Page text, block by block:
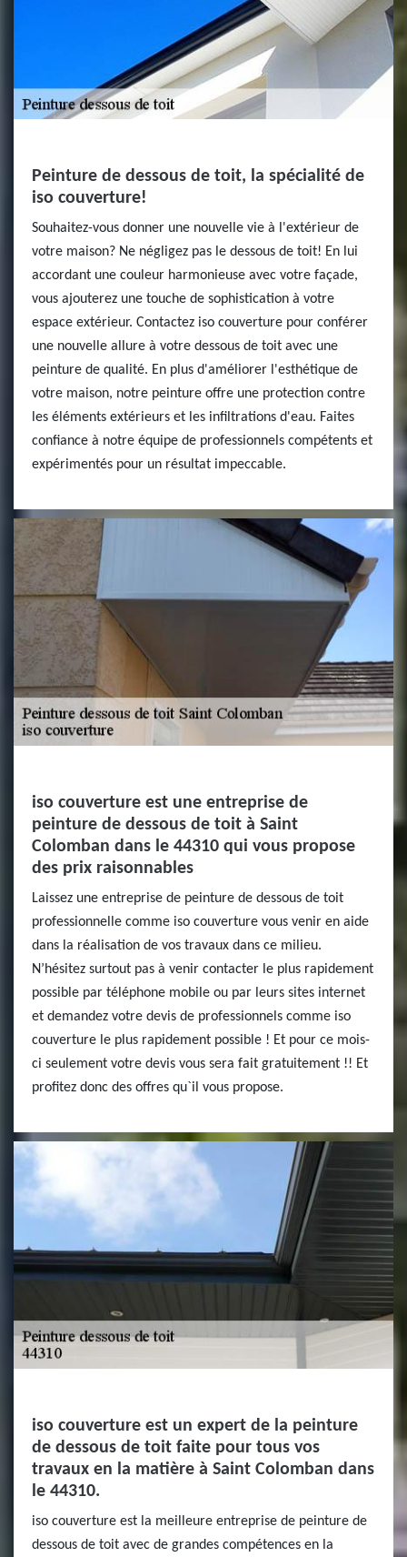
Peinture de dessous de toit, la spécialité de
iso couverture!
Souhaitez-vous donner une nouvelle vie à l'extérieur de
votre maison? Ne négligez pas le dessous de toit! En lui
accordant une couleur harmonieuse avec votre façade,
vous ajouterez une touche de sophistication à votre
espace extérieur. Contactez iso couverture pour conférer
une nouvelle allure à votre dessous de toit avec une
peinture de qualité. En plus d'améliorer l'esthétique de
votre maison, notre peinture offre une protection contre
les éléments extérieurs et les infiltrations d'eau. Faites
confiance à notre équipe de professionnels compétents et
expérimentés pour un résultat impeccable.
iso couverture est une entreprise de
peinture de dessous de toit à Saint
Colomban dans le 44310 qui vous propose
des prix raisonnables
Laissez une entreprise de peinture de dessous de toit
professionnelle comme iso couverture vous venir en aide
dans la réalisation de vos travaux dans ce milieu.
N’hésitez surtout pas à venir contacter le plus rapidement
possible par téléphone mobile ou par leurs sites internet
et demandez votre devis de professionnels comme iso
couverture le plus rapidement possible ! Et pour ce mois-
ci seulement votre devis vous sera fait gratuitement !! Et
profitez donc des offres qu`il vous propose.
iso couverture est un expert de la peinture
de dessous de toit faite pour tous vos
travaux en la matière à Saint Colomban dans
le 44310.
iso couverture est la meilleure entreprise de peinture de
dessous de toit avec de grandes compétences en la